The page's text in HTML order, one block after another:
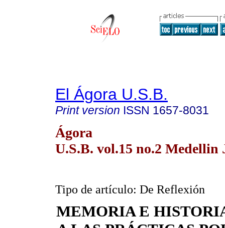
El Ágora U.S.B.
Print version ISSN 1657-8031
Ágora
U.S.B. vol.15 no.2 Medellin
Tipo de artículo: De Reflexión
MEMORIA E